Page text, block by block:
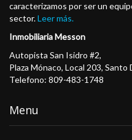
caracterizamos por ser un
sector.Leer más.
Inmobiliaria Messon
Autopista San Isidro #2,
Plaza Mónaco, Local 203, Santo
Telefono: 809-483-1748
Menu